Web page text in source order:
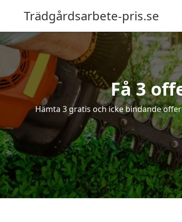
Trädgårdsarbete-pris.se
Få 3
Hämta 3 gratis och icke bindande